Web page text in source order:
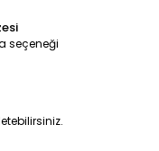
seçeneği